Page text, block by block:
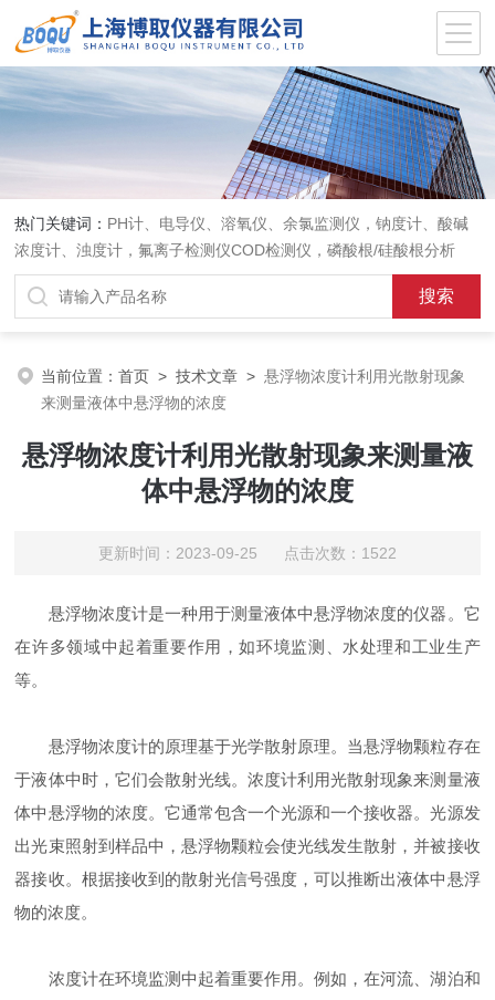
热门关键词： PH计、电导仪、溶氧仪、余氯监测仪，钠度计、酸碱
浓度计、浊度计，氟离子检测仪COD检测仪，磷酸根/硅酸根分析
仪，PH电极、溶氧电极、电导电极
当前位置：首页 >技术文章 >悬浮物浓度计利用光散射现象
来测量液体中悬浮物的浓度
悬浮物浓度计利用光散射现象来测量液
体中悬浮物的浓度
更新时间：2023-09-25 点击次数：1522
悬浮物浓度计是一种用于测量液体中悬浮物浓度的仪器。它
在许多领域中起着重要作用，如环境监测、水处理和工业生产
等。
悬浮物浓度计的原理基于光学散射原理。当悬浮物颗粒存在
于液体中时，它们会散射光线。浓度计利用光散射现象来测量液
体中悬浮物的浓度。它通常包含一个光源和一个接收器。光源发
出光束照射到样品中，悬浮物颗粒会使光线发生散射，并被接收
器接收。根据接收到的散射光信号强度，可以推断出液体中悬浮
物的浓度。
浓度计在环境监测中起着重要作用。例如，在河流、湖泊和